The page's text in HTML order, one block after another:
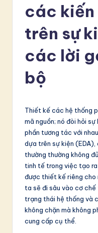
ie
m
các
trên sự
các lời
bộ
Thiết kế các hệ thống
mã nguồn; nó đòi hỏi
phần tương tác với
dựa trên sự kiện
thường thường không
tinh tế trong việc tạo
được thiết kế riêng cho
ta sẽ đi sâu vào cơ chế
trạng thái hệ thống và
không chặn mà không
cung cấp cụ thể.